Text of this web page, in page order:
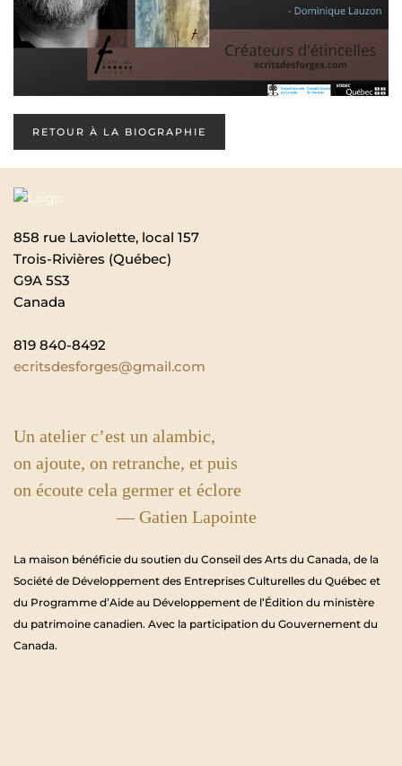
RETOUR À LA BIOGRAPHIE
858 rue Laviolette, local 157
Trois-Rivières (Québec)
G9A 5S3
Canada
819 840-8492
ecritsdesforges@gmail.com
Un atelier c’est un alambic,
on ajoute, on retranche, et puis
on écoute cela germer et éclore
— Gatien Lapointe
La maison bénéficie du soutien du Conseil des Arts du Canada, de la
Société de Développement des Entreprises Culturelles du Québec et
du Programme d’Aide au Développement de l’Édition du ministère
du patrimoine canadien. Avec la participation du Gouvernement du
Canada.